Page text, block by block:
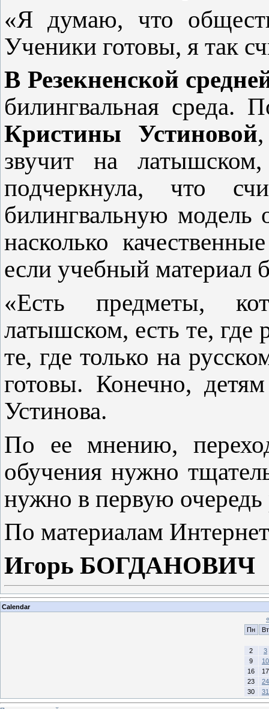
«Я думаю, что
Ученики готовы, я так
В Резекненской
билингвальная среда.
Кристины Устиновой
звучит на
подчеркнула, что
билингвальную модель
насколько
если учебный материал
«Есть предметы,
латышском, есть те, где
те, где только на
готовы. Конечно,
Устинова.
По ее мнению,
обучения нужно
нужно в первую очередь
По материалам
Игорь БОГДАНОВИЧ
Calendar
«
Пн
Вт
2
3
9
10
16
17
23
24
30
31